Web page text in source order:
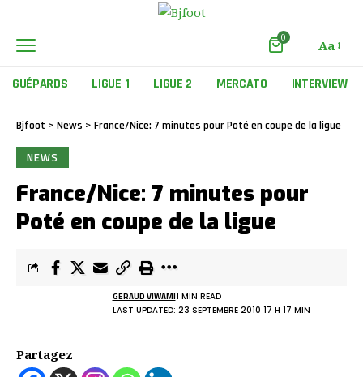
0 Aa
GUÉPARDS LIGUE 1 LIGUE 2 MERCATO INTERVIEW
Bjfoot > News > France/Nice: 7 minutes pour Poté en coupe de la ligue
NEWS
France/Nice: 7 minutes pour
Poté en coupe de la ligue
LAST UPDATED: 23 SEPTEMBRE 2010 17 H 17 MIN
GERAUD VIWAMI1 MIN READ
Partagez